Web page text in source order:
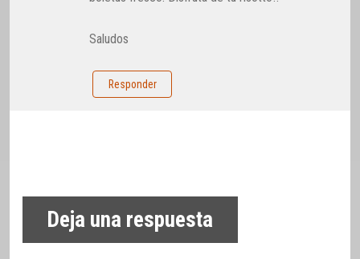
Saludos
Responder
Deja una respuesta